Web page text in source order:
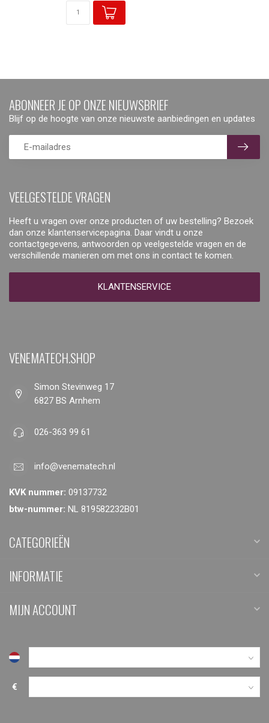
VEELGESTELDE VRAGEN
Heeft u vragen over onze producten of uw bestelling? Bezoek
dan onze klantenservicepagina. Daar vindt u onze
contactgegevens, antwoorden op veelgestelde vragen en de
verschillende manieren om met ons in contact te komen.
KLANTENSERVICE
ABONNEER JE OP ONZE NIEUWSBRIEF
Blijf op de hoogte van onze nieuwste aanbiedingen en updates
VENEMATECH.SHOP
Simon Stevinweg 17
6827 BS Arnhem
026-363 99 61
info@venematech.nl
KVK nummer: 09137732
btw-nummer: NL 819582232B01
CATEGORIEËN
INFORMATIE
MIJN ACCOUNT
€